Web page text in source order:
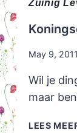
Zuinig
May 9, 2011
Wil je
maar
LEES